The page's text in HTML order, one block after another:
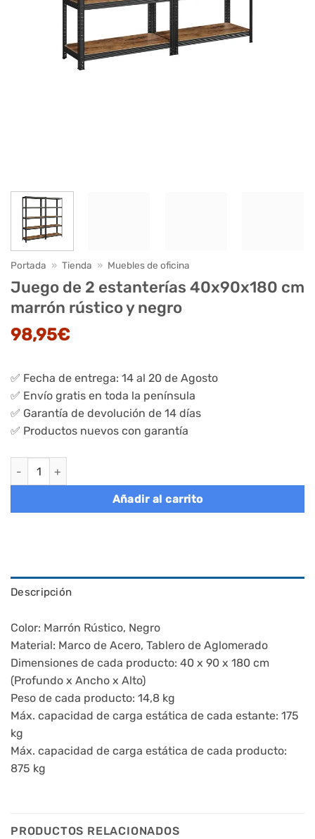
Portada » Tienda » Muebles de oficina
Juego de 2 estanterías 40x90x180 cm
marrón rústico y negro
98,95€
✅ Fecha de entrega: 14 al 20 de Agosto
✅ Envío gratis en toda la península
✅ Garantía de devolución de 14 días
✅ Productos nuevos con garantía
Juego de 2 estanterías 40x90x180 cm marrón rústico y negro
Añadir al carrito
Descripción
Color: Marrón Rústico, Negro
Material: Marco de Acero, Tablero de Aglomerado
Dimensiones de cada producto: 40 x 90 x 180 cm
(Profundo x Ancho x Alto)
Peso de cada producto: 14,8 kg
Máx. capacidad de carga estática de cada estante: 175
kg
Máx. capacidad de carga estática de cada producto:
875 kg
PRODUCTOS RELACIONADOS